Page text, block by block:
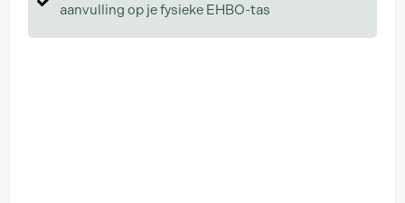
aanvulling op je fysieke EHBO-tas